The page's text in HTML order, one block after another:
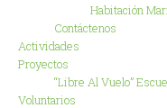
Habitación
Contáctenos
Actividades
Proyectos
“Libre Al Vuelo”
Voluntarios